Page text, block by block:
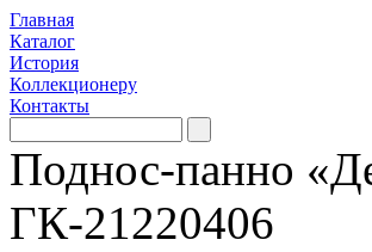
Главная
Каталог
История
Коллекционеру
Контакты
Поднос-панно
ГК-21220406